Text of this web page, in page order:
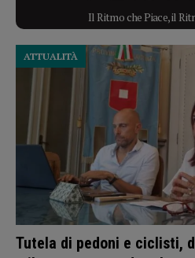
Il Ritmo che Piace, il
Tutela di pedoni e ciclisti,
ATTUALITÀ